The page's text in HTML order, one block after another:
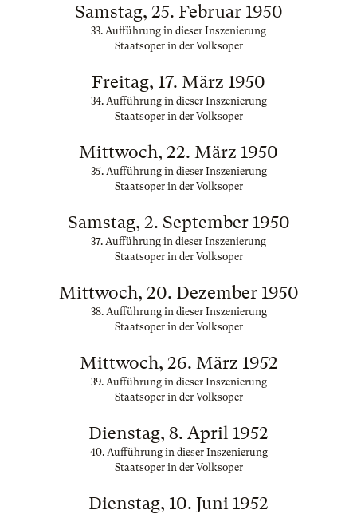
Samstag, 25. Februar 1950
33. Aufführung in dieser Inszenierung
Staatsoper in der Volksoper
Freitag, 17. März 1950
34. Aufführung in dieser Inszenierung
Staatsoper in der Volksoper
Mittwoch, 22. März 1950
35. Aufführung in dieser Inszenierung
Staatsoper in der Volksoper
Samstag, 2. September 1950
37. Aufführung in dieser Inszenierung
Staatsoper in der Volksoper
Mittwoch, 20. Dezember 1950
38. Aufführung in dieser Inszenierung
Staatsoper in der Volksoper
Mittwoch, 26. März 1952
39. Aufführung in dieser Inszenierung
Staatsoper in der Volksoper
Dienstag, 8. April 1952
40. Aufführung in dieser Inszenierung
Staatsoper in der Volksoper
Dienstag, 10. Juni 1952